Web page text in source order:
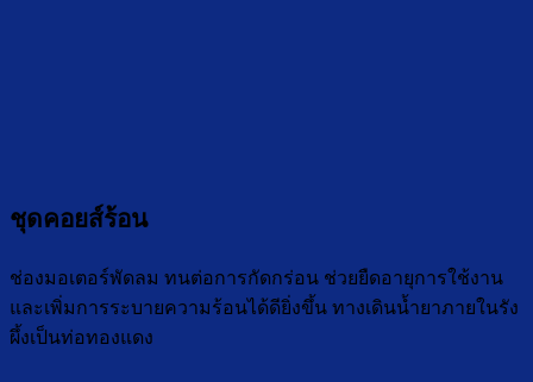
ชุดคอยส์ร้อน
ช่องมอเตอร์พัดลม ทนต่อการกัดกร่อน ช่วยยืดอายุการใช้งาน
และเพิ่มการระบายความร้อนได้ดียิ่งขึ้น ทางเดินน้ำยาภายในรัง
ผึ้งเป็นท่อทองแดง